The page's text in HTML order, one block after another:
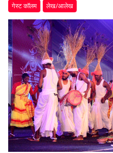
गेस्ट कॉलम लेख/आलेख